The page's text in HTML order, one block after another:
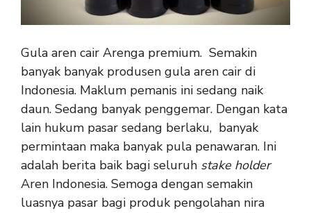
Gula aren cair Arenga premium. Semakin
banyak banyak produsen gula aren cair di
Indonesia. Maklum pemanis ini sedang naik
daun. Sedang banyak penggemar. Dengan kata
lain hukum pasar sedang berlaku, banyak
permintaan maka banyak pula penawaran. Ini
adalah berita baik bagi seluruh stake holder
Aren Indonesia. Semoga dengan semakin
luasnya pasar bagi produk pengolahan nira